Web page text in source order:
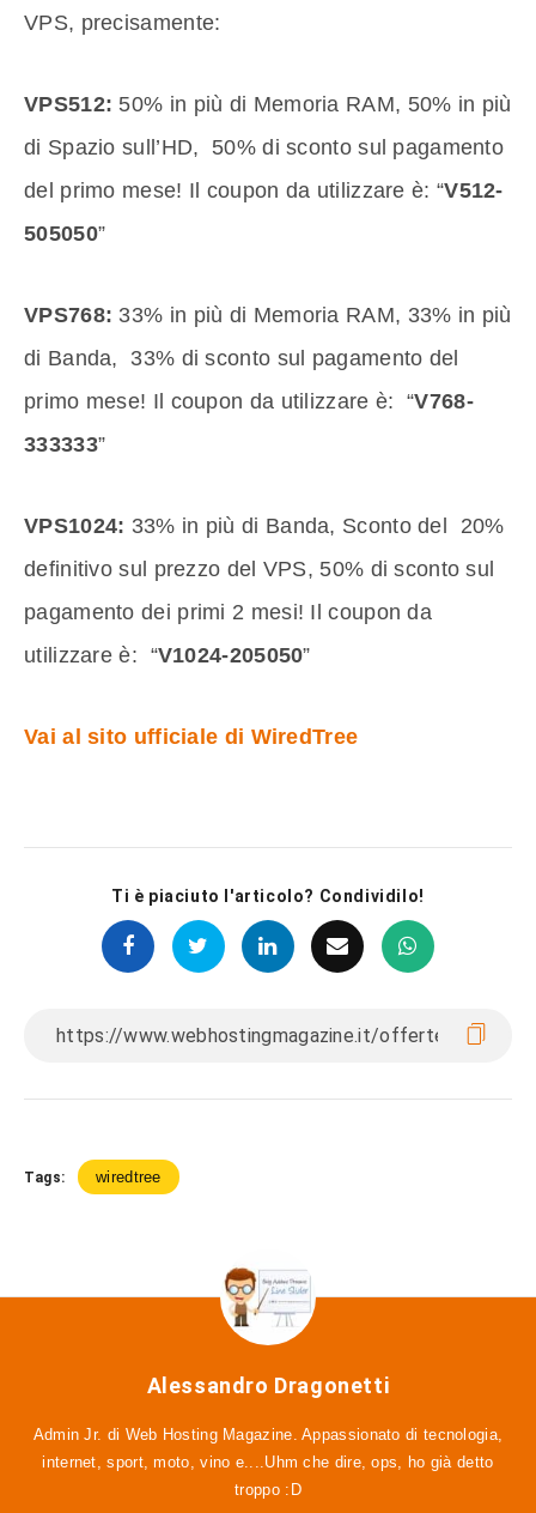
VPS, precisamente:
VPS512: 50% in più di Memoria RAM, 50% in più
di Spazio sull’HD, 50% di sconto sul pagamento
del primo mese! Il coupon da utilizzare è: “V512-
505050”
VPS768: 33% in più di Memoria RAM, 33% in più
di Banda, 33% di sconto sul pagamento del
primo mese! Il coupon da utilizzare è: “V768-
333333”
VPS1024: 33% in più di Banda, Sconto del 20%
definitivo sul prezzo del VPS, 50% di sconto sul
pagamento dei primi 2 mesi! Il coupon da
utilizzare è: “V1024-205050”
Vai al sito ufficiale di WiredTree
Ti è piaciuto l'articolo? Condividilo!
Tags: wiredtree
Alessandro Dragonetti
Admin Jr. di Web Hosting Magazine. Appassionato di tecnologia,
internet, sport, moto, vino e....Uhm che dire, ops, ho già detto
troppo :D